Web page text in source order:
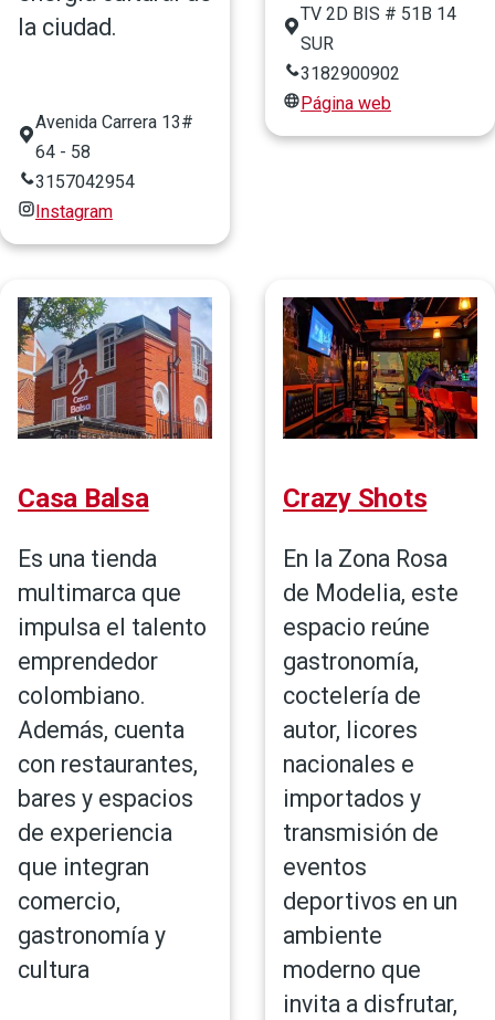
la ciudad.
Avenida Carrera 13#
64 - 58
3157042954
Instagram
TV 2D BIS # 51B 14
SUR
3182900902
Página web
Casa Balsa
Es una tienda
multimarca que
impulsa el talento
emprendedor
colombiano.
Además, cuenta
con restaurantes,
bares y espacios
de experiencia
que integran
comercio,
gastronomía y
cultura
Crazy Shots
En la Zona Rosa
de Modelia, este
espacio reúne
gastronomía,
coctelería de
autor, licores
nacionales e
importados y
transmisión de
eventos
deportivos en un
ambiente
moderno que
invita a disfrutar,